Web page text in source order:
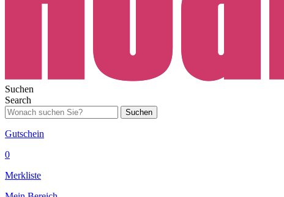
Suchen
Search
Suchen
Gutschein
0
Merkliste